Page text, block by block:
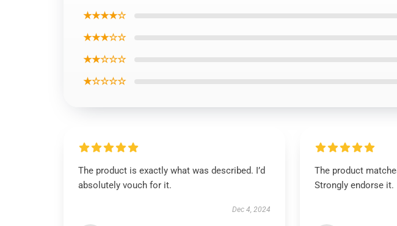
★★★★☆
★★★☆☆
★★☆☆☆
★☆☆☆☆
The product is exactly what was described. I’d
absolutely vouch for it.
Dec 4, 2024
The product
Strongly endorse it.